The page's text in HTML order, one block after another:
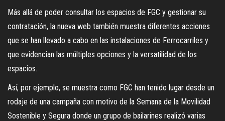
Más allá de poder consultar los espacios de FGC y gestionar su
contratación, la nueva web también muestra diferentes acciones
que se han llevado a cabo en las instalaciones de Ferrocarriles y
que evidencian las múltiples opciones y la versatilidad de los
espacios.
Así, por ejemplo, se muestra como FGC han tenido lugar desde un
rodaje de una campaña con motivo de la Semana de la Movilidad
Sostenible y Segura donde un grupo de bailarines realizó varias